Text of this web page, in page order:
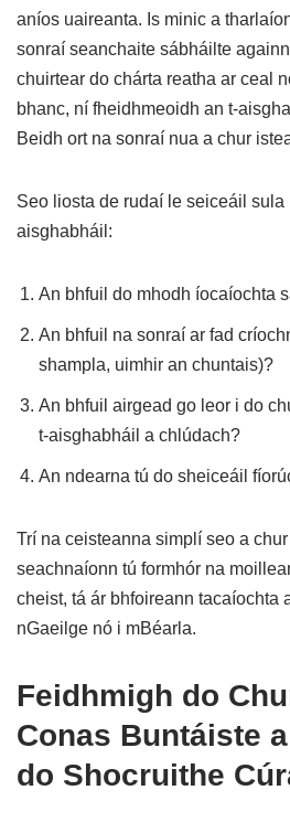
aníos uaireanta. Is minic a
sonraí seanchaite sábháilte
chuirtear do chárta reatha ar ceal
bhanc, ní fheidhmeoidh an t-
Beidh ort na sonraí nua a chur
Seo liosta de rudaí le seiceáil sula
aisghabháil:
An bhfuil do mhodh íocaíochta
An bhfuil na sonraí ar fad
shampla, uimhir an chuntais)?
An bhfuil airgead go leor i do
t-aisghabháil a chlúdach?
An ndearna tú do sheiceáil
Trí na ceisteanna simplí seo a
seachnaíonn tú formhór na
cheist, tá ár bhfoireann tacaíochta
nGaeilge nó i mBéarla.
Feidhmigh do
Conas Buntáiste
do Shocruithe